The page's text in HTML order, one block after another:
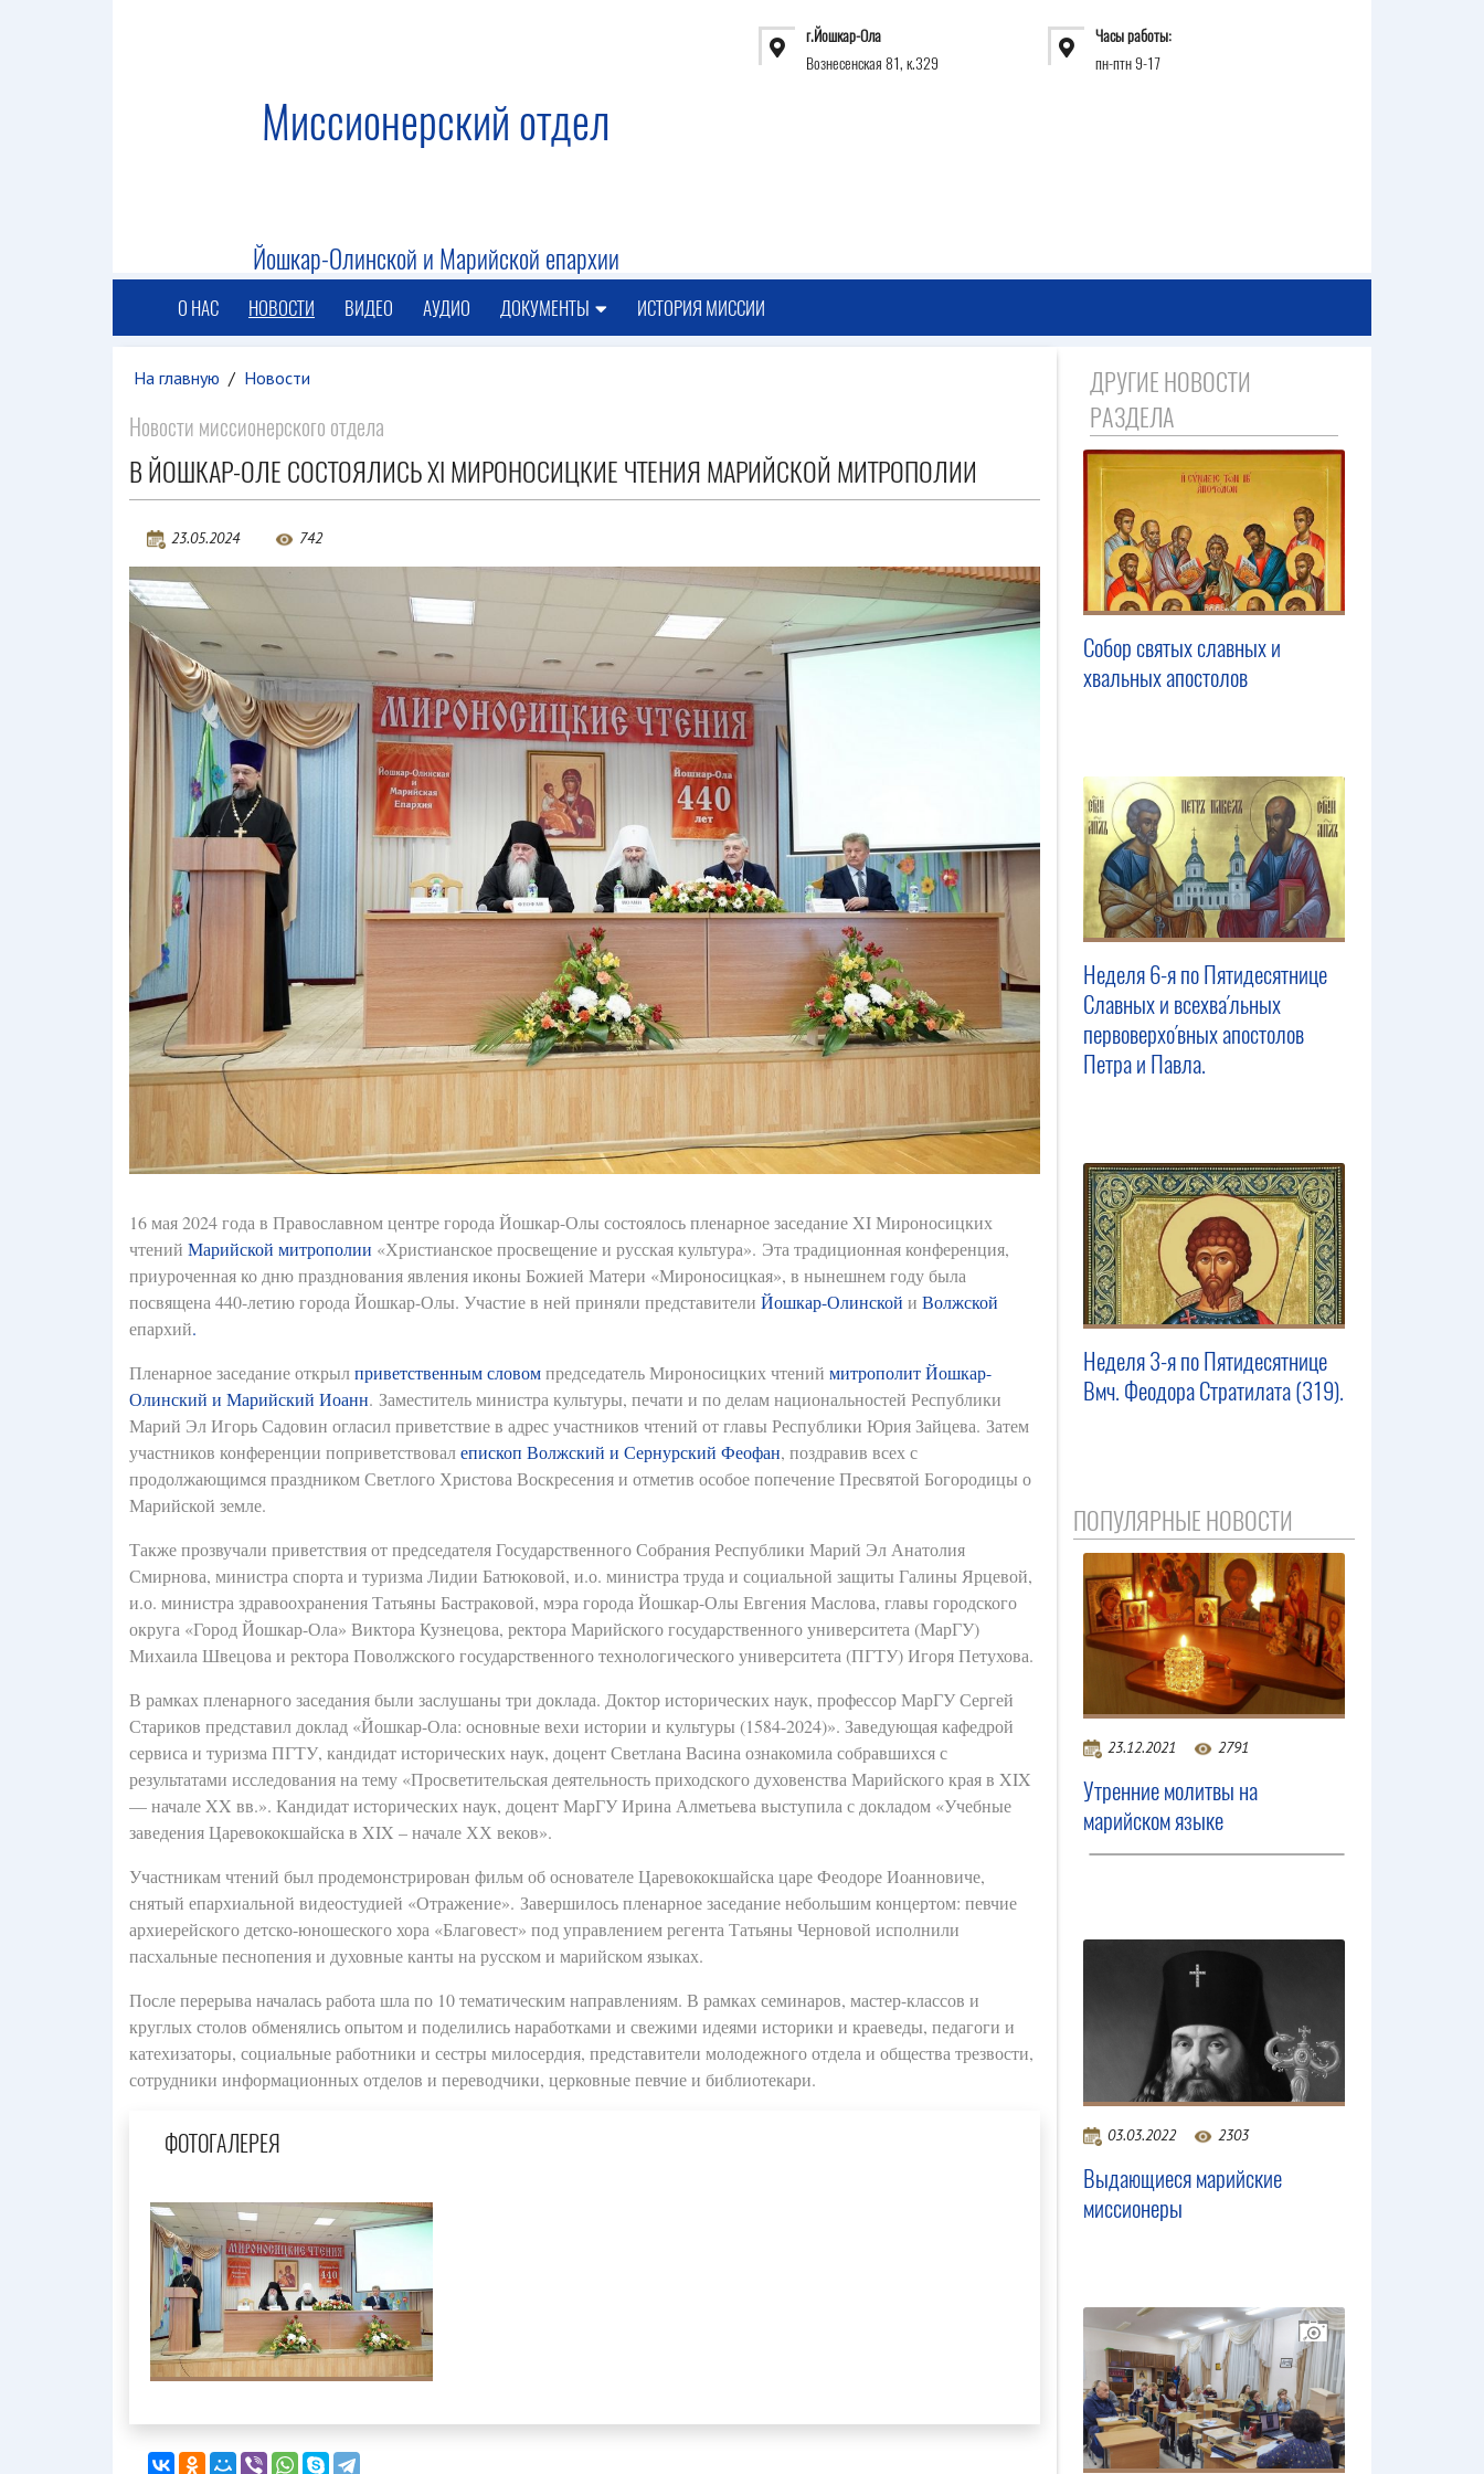
Миссионерский отдел
Йошкар-Олинской и Марийской епархии
г.Йошкар-Ола
Вознесенская 81, к.329
Часы работы:
пн-птн 9-17
О НАС НОВОСТИ ВИДЕО АУДИО ДОКУМЕНТЫ ИСТОРИЯ МИССИИ
На главную / Новости
Новости миссионерского отдела
В ЙОШКАР-ОЛЕ СОСТОЯЛИСЬ XI МИРОНОСИЦКИЕ ЧТЕНИЯ МАРИЙСКОЙ МИТРОПОЛИИ
23.05.2024 742
16 мая 2024 года в Православном центре города Йошкар-Олы состоялось пленарное заседание XI Мироносицких
чтений Марийской митрополии «Христианское просвещение и русская культура». Эта традиционная конференция,
приуроченная ко дню празднования явления иконы Божией Матери «Мироносицкая», в нынешнем году была
посвящена 440-летию города Йошкар-Олы. Участие в ней приняли представители Йошкар-Олинской и Волжской
епархий.
Пленарное заседание открылприветственным словомпредседатель Мироносицких чтений митрополит Йошкар-
Олинский и Марийский Иоанн. Заместитель министра культуры, печати и по делам национальностей Республики
Марий Эл Игорь Садовин огласил приветствие в адрес участников чтений от главы Республики Юрия Зайцева. Затем
участников конференции поприветствовалепископ Волжский и Сернурский Феофан, поздравив всех с
продолжающимся праздником Светлого Христова Воскресения и отметив особое попечение Пресвятой Богородицы о
Марийской земле.
Также прозвучали приветствия от председателя Государственного Собрания Республики Марий Эл Анатолия
Смирнова, министра спорта и туризма Лидии Батюковой, и.о. министра труда и социальной защиты Галины Ярцевой,
и.о. министра здравоохранения Татьяны Бастраковой, мэра города Йошкар-Олы Евгения Маслова, главы городского
округа «Город Йошкар-Ола» Виктора Кузнецова, ректора Марийского государственного университета (МарГУ)
Михаила Швецова и ректора Поволжского государственного технологического университета (ПГТУ) Игоря Петухова.
В рамках пленарного заседания были заслушаны три доклада. Доктор исторических наук, профессор МарГУ Сергей
Стариков представил доклад «Йошкар-Ола: основные вехи истории и культуры (1584-2024)». Заведующая кафедрой
сервиса и туризма ПГТУ, кандидат исторических наук, доцент Светлана Васина ознакомила собравшихся с
результатами исследования на тему «Просветительская деятельность приходского духовенства Марийского края в XIX
— начале XX вв.». Кандидат исторических наук, доцент МарГУ Ирина Алметьева выступила с докладом «Учебные
заведения Царевококшайска в XIX – начале ХХ веков».
Участникам чтений был продемонстрирован фильм об основателе Царевококшайска царе Феодоре Иоанновиче,
снятый епархиальной видеостудией «Отражение». Завершилось пленарное заседание небольшим концертом: певчие
архиерейского детско-юношеского хора «Благовест» под управлением регента Татьяны Черновой исполнили
пасхальные песнопения и духовные канты на русском и марийском языках.
После перерыва началась работа шла по 10 тематическим направлениям. В рамках семинаров, мастер-классов и
круглых столов обменялись опытом и поделились наработками и свежими идеями историки и краеведы, педагоги и
катехизаторы, социальные работники и сестры милосердия, представители молодежного отдела и общества трезвости,
сотрудники информационных отделов и переводчики, церковные певчие и библиотекари.
ФОТОГАЛЕРЕЯ
ДРУГИЕ НОВОСТИ
РАЗДЕЛА
Собор святых славных и
хвальных апостолов
Неделя 6-я по Пятидесятнице
Славных и всехва́льных
первоверхо́вных апостолов
Петра и Павла.
Неделя 3-я по Пятидесятнице
Вмч. Феодора Стратилата (319).
ПОПУЛЯРНЫЕ НОВОСТИ
23.12.2021 2791
Утренние молитвы на
марийском языке
03.03.2022 2303
Выдающиеся марийские
миссионеры